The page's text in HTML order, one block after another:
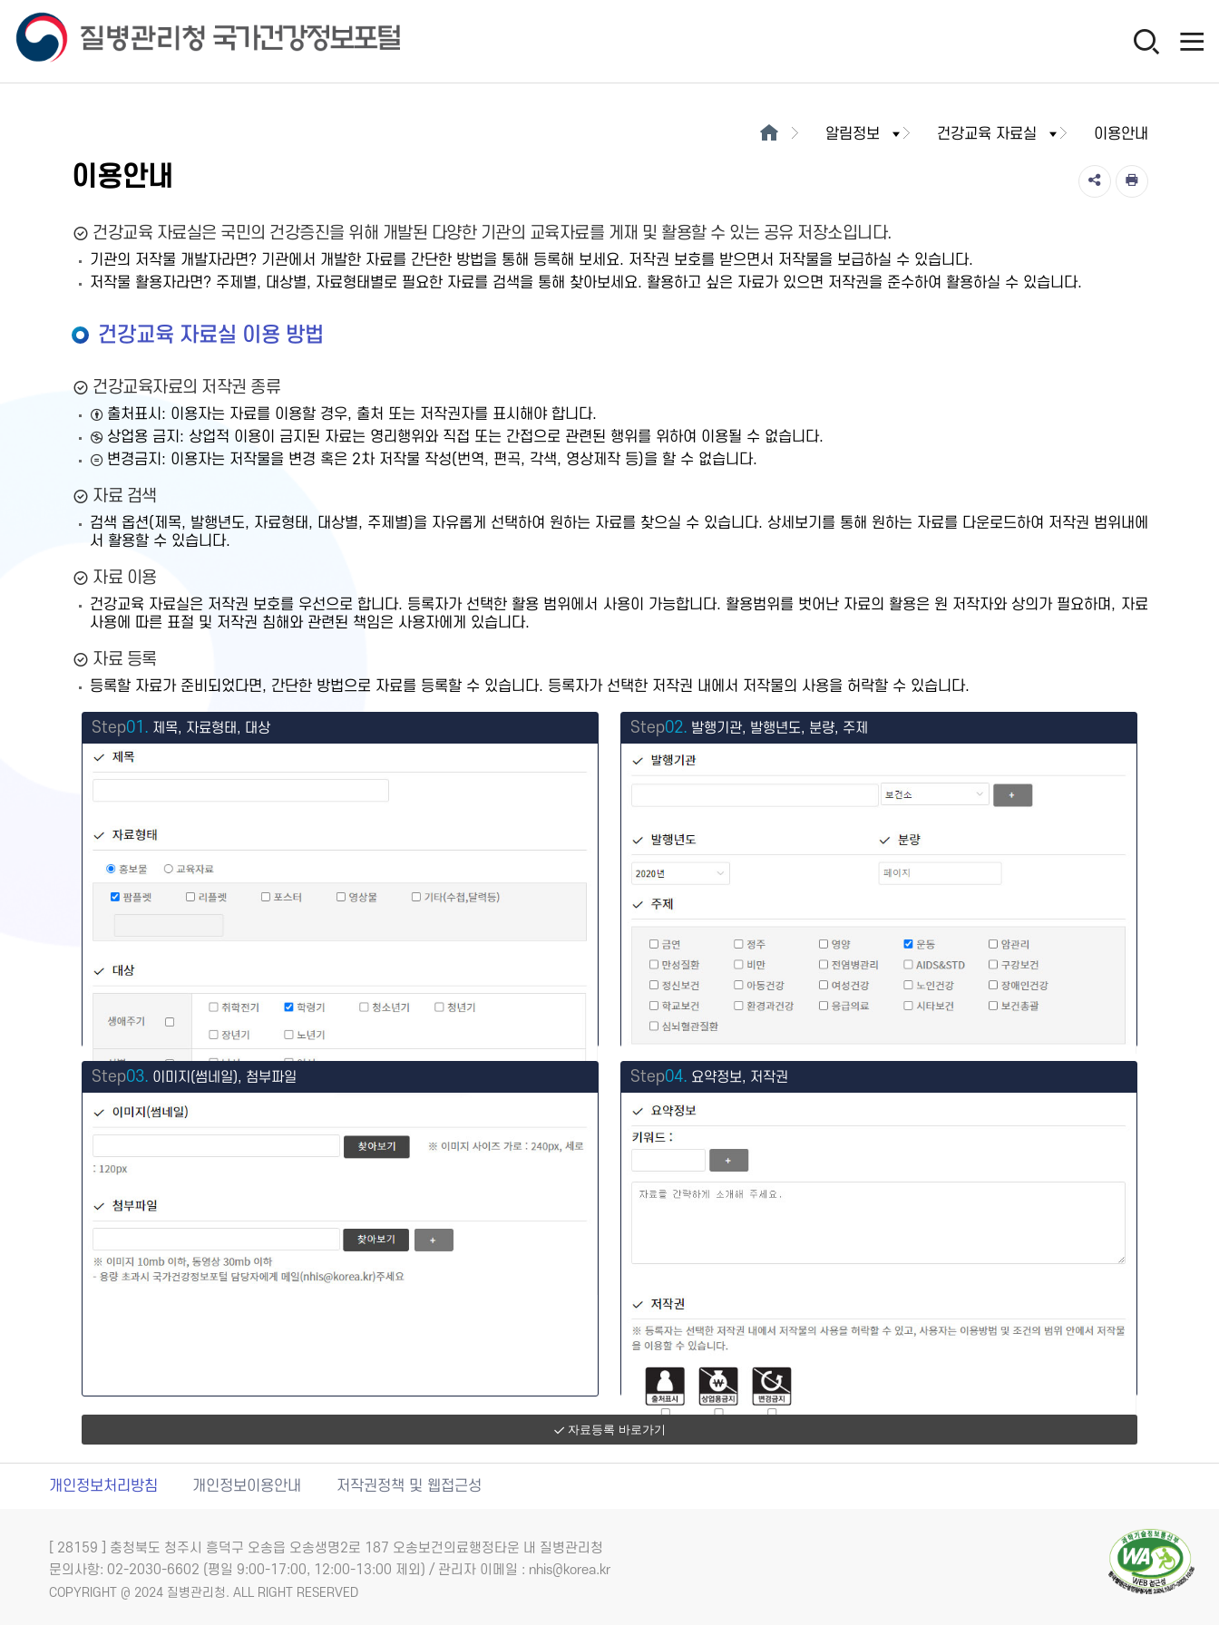
알림정보 건강교육 자료실 이용안내
이용안내
건강교육 자료실은 국민의 건강증진을 위해 개발된 다양한 기관의 교육자료를 게재 및 활용할 수 있는 공유 저장소입니다.
기관의 저작물 개발자라면? 기관에서 개발한 자료를 간단한 방법을 통해 등록해 보세요. 저작권 보호를 받으면서 저작물을 보급하실 수 있습니다.
저작물 활용자라면? 주제별, 대상별, 자료형태별로 필요한 자료를 검색을 통해 찾아보세요. 활용하고 싶은 자료가 있으면 저작권을 준수하여 활용하실 수 있습니다.
건강교육 자료실 이용 방법
건강교육자료의 저작권 종류
출처표시: 이용자는 자료를 이용할 경우, 출처 또는 저작권자를 표시해야 합니다.
상업용 금지: 상업적 이용이 금지된 자료는 영리행위와 직접 또는 간접으로 관련된 행위를 위하여 이용될 수 없습니다.
변경금지: 이용자는 저작물을 변경 혹은 2차 저작물 작성(번역, 편곡, 각색, 영상제작 등)을 할 수 없습니다.
자료 검색
검색 옵션(제목, 발행년도, 자료형태, 대상별, 주제별)을 자유롭게 선택하여 원하는 자료를 찾으실 수 있습니다. 상세보기를 통해 원하는 자료를 다운로드하여 저작권 범위내에
서 활용할 수 있습니다.
자료 이용
건강교육 자료실은 저작권 보호를 우선으로 합니다. 등록자가 선택한 활용 범위에서 사용이 가능합니다. 활용범위를 벗어난 자료의 활용은 원 저작자와 상의가 필요하며, 자료
사용에 따른 표절 및 저작권 침해와 관련된 책임은 사용자에게 있습니다.
자료 등록
등록할 자료가 준비되었다면, 간단한 방법으로 자료를 등록할 수 있습니다. 등록자가 선택한 저작권 내에서 저작물의 사용을 허락할 수 있습니다.
Step01. 제목, 자료형태, 대상 Step02. 발행기관, 발행년도, 분량, 주제
Step03. 이미지(썸네일), 첨부파일 Step04. 요약정보, 저작권
자료등록 바로가기
개인정보처리방침 개인정보이용안내 저작권정책 및 웹접근성
[ 28159 ] 충청북도 청주시 흥덕구 오송읍 오송생명2로 187 오송보건의료행정타운 내 질병관리청
문의사항: 02-2030-6602 (평일 9:00-17:00, 12:00-13:00 제외) / 관리자 이메일 : nhis@korea.kr
COPYRIGHT @ 2024 질병관리청. ALL RIGHT RESERVED